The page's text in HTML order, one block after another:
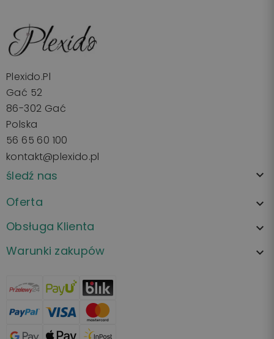
Plexido.pl
Gać 52
86-302 Gać
Polska
56 65 60 100
kontakt@plexido.pl
śledź nas 
Oferta 
Obsługa Klienta 
Warunki zakupów 